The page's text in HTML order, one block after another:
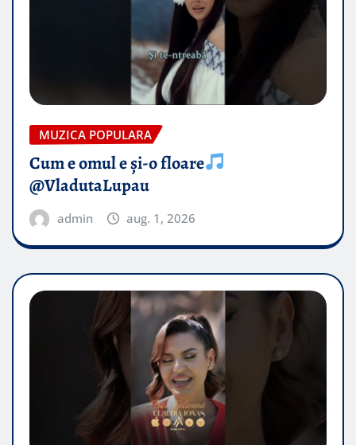
MUZICA POPULARA
Cum e omul e și-o floare
@VladutaLupau
admin aug. 1, 2026